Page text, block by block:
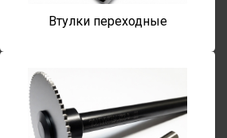
Втулки переходные